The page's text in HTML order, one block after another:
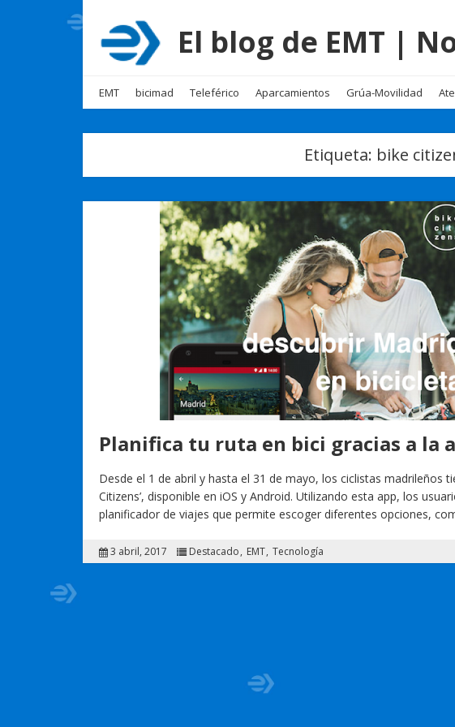
El blog de EMT |
EMT bicimad Teleférico Aparcamientos Grúa-Movilidad
Etiqueta: bike
Planifica tu ruta en bici gracias a la
Desde el 1 de abril y hasta el 31 de mayo, los ciclistas madrileños
Citizens’, disponible en iOS y Android. Utilizando esta app, los
planificador de viajes que permite escoger diferentes opciones,
3 abril, 2017 Destacado EMT Tecnología